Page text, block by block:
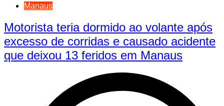
Manaus
Motorista teria dormido ao volante após
excesso de corridas e causado acidente
que deixou 13 feridos em Manaus